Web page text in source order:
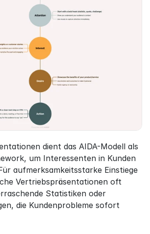
dient das AIDA-Modell als
um Interessenten in Kunden
aufmerksamkeitsstarke Einstiege
Vertriebspräsentationen oft
Statistiken oder
die Kundenprobleme sofort